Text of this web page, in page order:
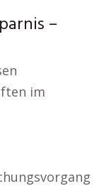
–
im